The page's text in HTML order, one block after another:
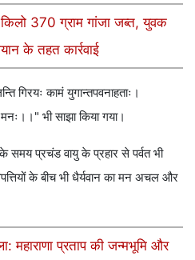
370 ग्राम गांजा जब्त, युवक
के तहत कार्रवाई
गिरयः कामं युगान्तपवनाहताः।
भी साझा किया गया।
समय प्रचंड वायु के प्रहार से पर्वत भी
के बीच भी धैर्यवान का मन अचल और
महाराणा प्रताप की जन्मभूमि और